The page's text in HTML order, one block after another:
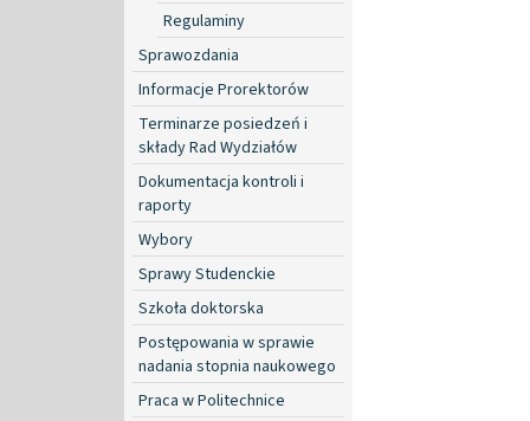
Regulaminy
Sprawozdania
Informacje Prorektorów
Terminarze posiedzeń i
składy Rad Wydziałów
Dokumentacja kontroli i
raporty
Wybory
Sprawy Studenckie
Szkoła doktorska
Postępowania w sprawie
nadania stopnia naukowego
Praca w Politechnice